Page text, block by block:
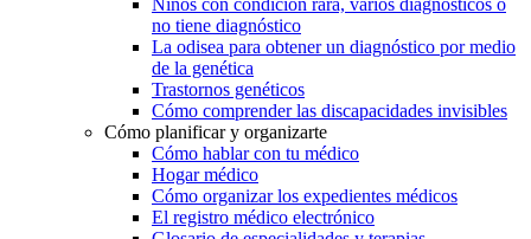
no tiene diagnóstico
La odisea para obtener un diagnóstico por medio
de la genética
Trastornos genéticos
Cómo comprender las discapacidades invisibles
Cómo planificar y organizarte
Cómo hablar con tu médico
Hogar médico
Cómo organizar los expedientes médicos
El registro médico electrónico